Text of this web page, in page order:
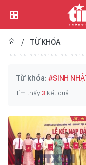
TỪ KHÓA
Từ khóa: #SINH
Tìm thấy 3 kết quả